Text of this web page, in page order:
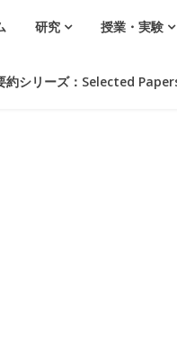
研究 授業・実験
約シリーズ：Selected